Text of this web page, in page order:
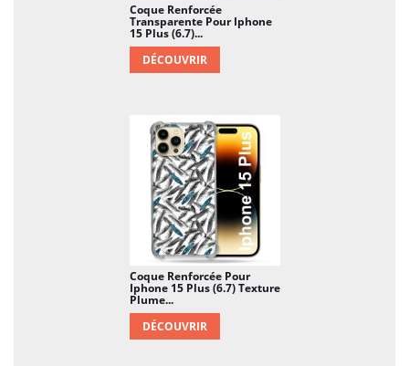
Coque Renforcée
Transparente Pour Iphone
15 Plus (6.7)...
DÉCOUVRIR
Coque Renforcée Pour
Iphone 15 Plus (6.7) Texture
Plume...
DÉCOUVRIR